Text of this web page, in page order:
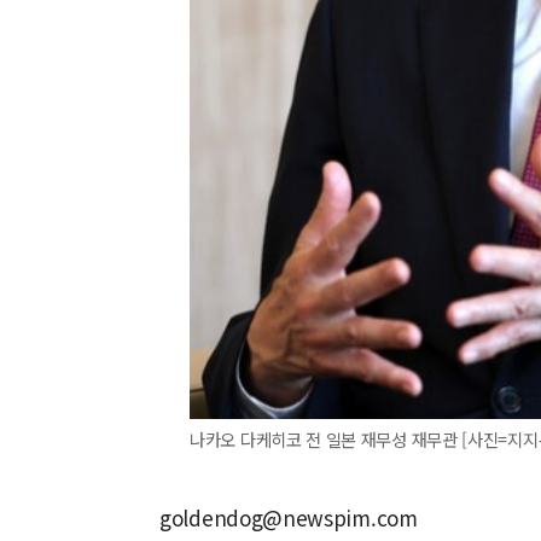
나카오 다케히코 전 일본 재무성 재무관 [사진=지
goldendog@newspim.com